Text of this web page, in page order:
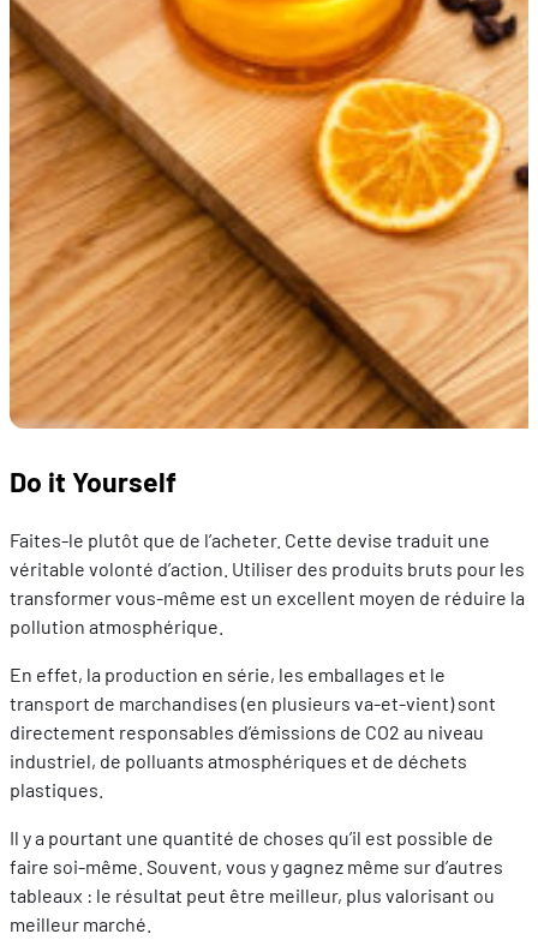
Do it Yourself
Faites-le plutôt que de l’acheter. Cette devise traduit une
véritable volonté d’action. Utiliser des produits bruts pour les
transformer vous-même est un excellent moyen de réduire la
pollution atmosphérique.
En effet, la production en série, les emballages et le
transport de marchandises (en plusieurs va-et-vient) sont
directement responsables d’émissions de CO2 au niveau
industriel, de polluants atmosphériques et de déchets
plastiques.
Il y a pourtant une quantité de choses qu’il est possible de
faire soi-même. Souvent, vous y gagnez même sur d’autres
tableaux : le résultat peut être meilleur, plus valorisant ou
meilleur marché.